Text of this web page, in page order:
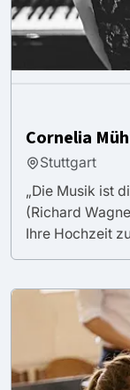
Cornelia
Stuttgart
„Die Musik ist
(Richard
Ihre Hochzeit